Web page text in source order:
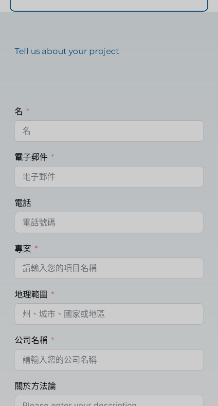
Tell us about your project
名
電子郵件
電話
專案
地理範圍
公司名稱
關於方法論